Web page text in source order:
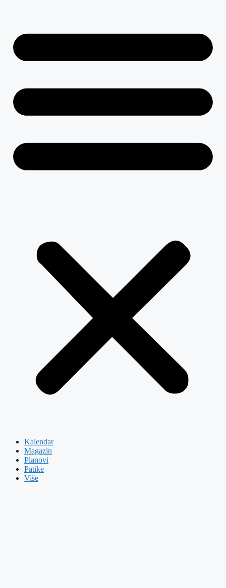
Kalendar
Magazin
Planovi
Patike
Više